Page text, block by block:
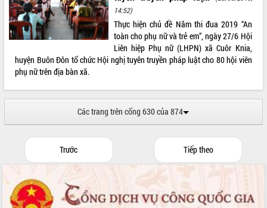
14:52)
Thực hiện chủ đề Năm thi đua 2019 “An
toàn cho phụ nữ và trẻ em”, ngày 27/6 Hội
Liên hiệp Phụ nữ (LHPN) xã Cuôr Knia,
huyện Buôn Đôn tổ chức Hội nghị tuyên truyền pháp luật cho 80 hội viên
phụ nữ trên địa bàn xã.
Các trang trên cổng 630 của 874
Trước Tiếp theo